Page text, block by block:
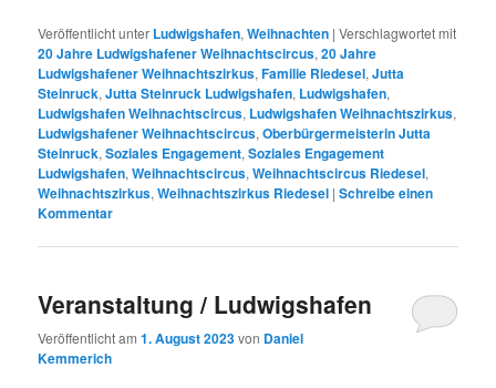
Veröffentlicht unter Ludwigshafen,Weihnachten |Verschlagwortet mit
20 Jahre Ludwigshafener Weihnachtscircus,20 Jahre
Ludwigshafener Weihnachtszirkus,Familie Riedesel,Jutta
Steinruck,Jutta Steinruck Ludwigshafen, Ludwigshafen,
Ludwigshafen Weihnachtscircus, Ludwigshafen Weihnachtszirkus,
Ludwigshafener Weihnachtscircus,Oberbürgermeisterin Jutta
Steinruck,Soziales Engagement,Soziales Engagement
Ludwigshafen,Weihnachtscircus,Weihnachtscircus Riedesel,
Weihnachtszirkus,Weihnachtszirkus Riedesel |Schreibe einen
Kommentar
Veranstaltung / Ludwigshafen
Veröffentlicht am1. August 2023von Daniel
Kemmerich